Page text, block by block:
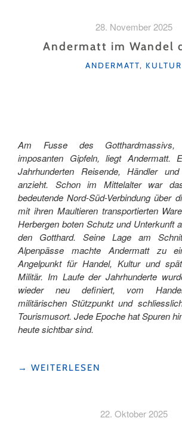
28. November 2025
Andermatt im Wandel
KATEGORIEN
ANDERMATT, KULTUR
Am Fusse des
imposanten Gipfeln, liegt Andermatt.
Jahrhunderten Reisende, Händler und
anzieht. Schon im Mittelalter war
bedeutende Nord-Süd-Verbindung über
mit ihren Maultieren transportierten
Herbergen boten Schutz und Unterkunft
den Gotthard. Seine Lage am
Alpenpässe machte Andermatt zu
Angelpunkt für Handel, Kultur und
Militär. Im Laufe der Jahrhunderte
wieder neu definiert, vom
militärischen Stützpunkt und
Tourismusort. Jede Epoche hat Spuren
heute sichtbar sind.
"ANDERMATT
→ WEITERLESEN
22. Oktober 2025